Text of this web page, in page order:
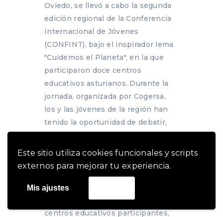
Este sitio utiliza cookies funcionales y scripts
externos para mejorar tu experiencia.
Mis ajustes
Oviedo, se llevó a cabo la segunda
edición regional de la Conferencia
Internacional de Jóvenes
(CONFINT), bajo el inspirador lema
"Cuidemos el Planeta", en la que
participaron doce centros
educativos asturianos. Durante la
jornada, organizada por Cogersa,
los y las jóvenes de la región han
tenido la oportunidad de debatir,
experiencias sobre temas tan
importantes como el medio
igualdad. A través de la lectura de
un manifiesto elaborado por los
centros educativos participantes,